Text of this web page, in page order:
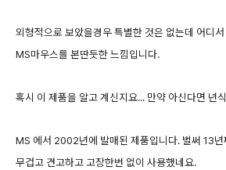
외형적으로 보았을경우 특별한 것은 없는데 어디
MS마우스를 본딴듯한 느낌입니다.
혹시 이 제품을 알고 계신지요... 만약 아신다면 년
MS 에서 2002년에 발매된 제품입니다. 벌써 13년
무겁고 견고하고 고장한번 없이 사용했네요.